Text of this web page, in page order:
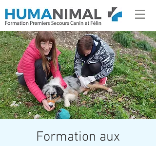
Formation aux